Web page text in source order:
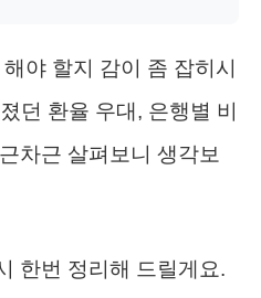
야 할지 감이 좀 잡히시
던 환율 우대, 은행별 비
차근 살펴보니 생각보
한번 정리해 드릴게요.